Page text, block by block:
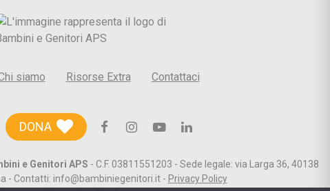
F
M
Z
siamo Risorse Extra Contattaci
DONA
e Genitori APS - C.F. 03811551203 - Sede legale: via Larga 36, 40138
- Contatti: info@bambiniegenitori.it - Privacy Policy